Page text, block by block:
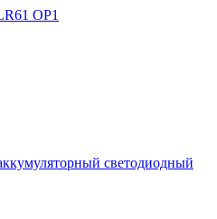
ОP1
светодиодный